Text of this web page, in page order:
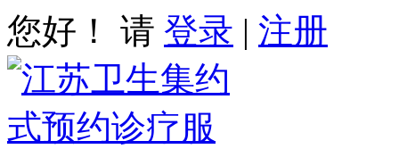
您好！ 请 登录 | 注册